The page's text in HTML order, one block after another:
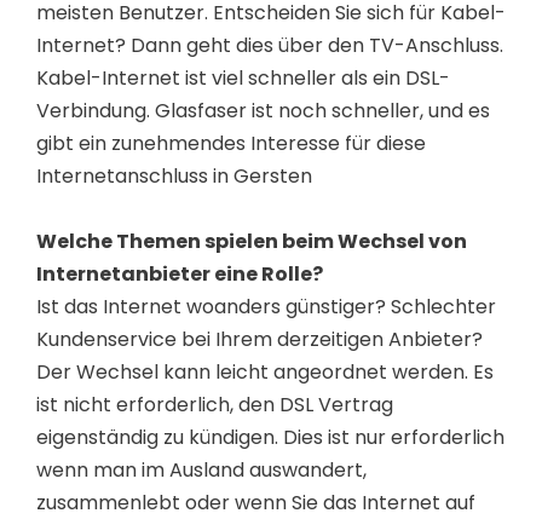
meisten Benutzer. Entscheiden Sie sich für Kabel-
Internet? Dann geht dies über den TV-Anschluss.
Kabel-Internet ist viel schneller als ein DSL-
Verbindung. Glasfaser ist noch schneller, und es
gibt ein zunehmendes Interesse für diese
Internetanschluss in Gersten
Welche Themen spielen beim Wechsel von
Internetanbieter eine Rolle?
Ist das Internet woanders günstiger? Schlechter
Kundenservice bei Ihrem derzeitigen Anbieter?
Der Wechsel kann leicht angeordnet werden. Es
ist nicht erforderlich, den DSL Vertrag
eigenständig zu kündigen. Dies ist nur erforderlich
wenn man im Ausland auswandert,
zusammenlebt oder wenn Sie das Internet auf